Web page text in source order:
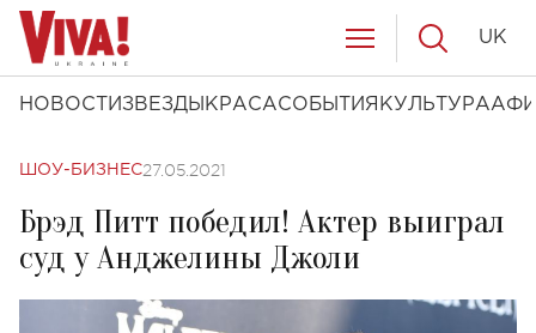
НОВОСТИ ЗВЕЗДЫ КРАСАСОБЫТИЯ КУЛЬТУРА
UK
ШОУ-БИЗНЕС27.05.2021
Брэд Питт победил! Актер выиграл
суд у Анджелины Джоли